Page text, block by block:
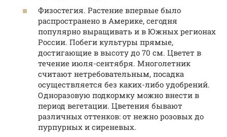
Физостегия. Растение впервые было
распространено в Америке, сегодня
популярно выращивать и в Южных регионах
России. Побеги культуры прямые,
достигающие в высоту до 70 см. Цветет в
течение июля-сентября. Многолетник
считают нетребовательным, посадка
осуществляется без каких-либо удобрений.
Одноразовую подкормку можно внести в
период вегетации. Цветения бывают
различных оттенков: от нежно розовых до
пурпурных и сиреневых.